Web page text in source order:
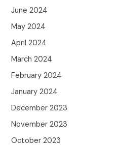
June 2024
May 2024
April 2024
March 2024
February 2024
January 2024
December 2023
November 2023
October 2023